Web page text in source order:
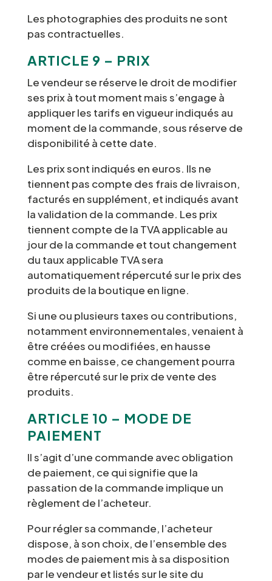
Les photographies des produits ne sont
pas contractuelles.
ARTICLE 9 – PRIX
Le vendeur se réserve le droit de modifier
ses prix à tout moment mais s’engage à
appliquer les tarifs en vigueur indiqués au
moment de la commande, sous réserve de
disponibilité à cette date.
Les prix sont indiqués en euros. Ils ne
tiennent pas compte des frais de livraison,
facturés en supplément, et indiqués avant
la validation de la commande. Les prix
tiennent compte de la TVA applicable au
jour de la commande et tout changement
du taux applicable TVA sera
automatiquement répercuté sur le prix des
produits de la boutique en ligne.
Si une ou plusieurs taxes ou contributions,
notamment environnementales, venaient à
être créées ou modifiées, en hausse
comme en baisse, ce changement pourra
être répercuté sur le prix de vente des
produits.
ARTICLE 10 – MODE DE
PAIEMENT
Il s’agit d’une commande avec obligation
de paiement, ce qui signifie que la
passation de la commande implique un
règlement de l’acheteur.
Pour régler sa commande, l’acheteur
dispose, à son choix, de l’ensemble des
modes de paiement mis à sa disposition
par le vendeur et listés sur le site du